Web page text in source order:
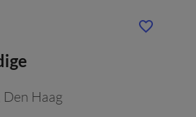
Den Haag